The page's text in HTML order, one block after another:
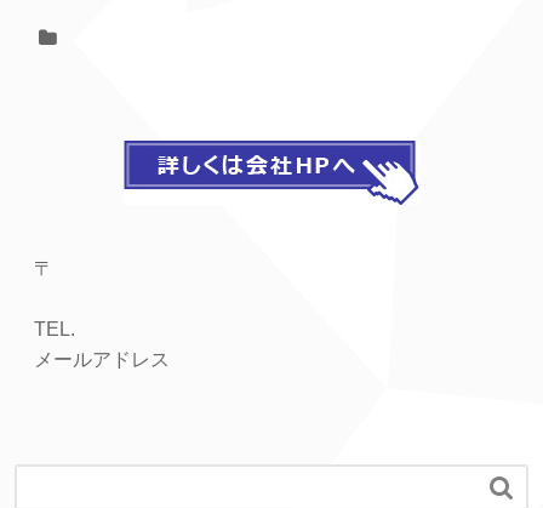
〒
TEL.
メールアドレス
